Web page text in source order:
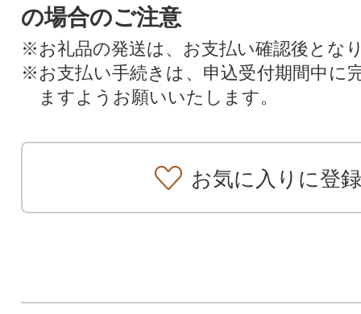
の場合のご注意
※お礼品の発送は、お支払い確認後とな
※お支払い手続きは、申込受付期間中に
ますようお願いいたします。
お気に入りに登録